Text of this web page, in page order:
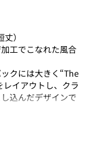
）
工でこなれた風合
クには大きく“The
イアウトし、クラ
込んだデザインで
、ワイドパンツや